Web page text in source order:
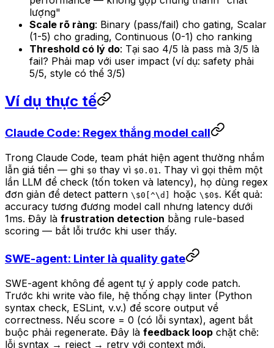
lượng"
Scale rõ ràng: Binary (pass/fail) cho gating, Scalar
(1-5) cho grading, Continuous (0-1) cho ranking
Threshold có lý do: Tại sao 4/5 là pass mà 3/5 là
fail? Phải map với user impact (ví dụ: safety phải
5/5, style có thể 3/5)
Ví dụ thực tế
Claude Code: Regex thắng model call
Trong Claude Code, team phát hiện agent thường nhầm
lẫn giá tiền — ghi $0 thay vì $0.01 . Thay vì gọi thêm một
lần LLM để check (tốn token và latency), họ dùng regex
đơn giản để detect pattern \$0[^\d] hoặc \$0$. Kết quả:
accuracy tương đương model call nhưng latency dưới
1ms. Đây là frustration detection bằng rule-based
scoring — bắt lỗi trước khi user thấy.
SWE-agent: Linter là quality gate
SWE-agent không để agent tự ý apply code patch.
Trước khi write vào file, hệ thống chạy linter (Python
syntax check, ESLint, v.v.) để score output về
correctness. Nếu score = 0 (có lỗi syntax), agent bắt
buộc phải regenerate. Đây là feedback loop chặt chẽ:
lỗi syntax → reject → retry với context mới.